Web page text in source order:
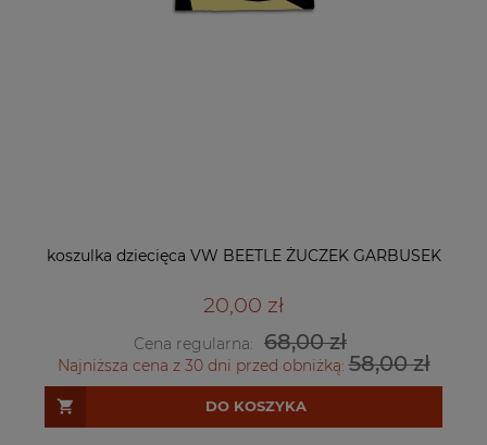
koszulka dziecięca VW BEETLE ŻUCZEK GARBUSEK
20,00 zł
Cena regularna: 68,00 zł
Najniższa cena z 30 dni przed obniżką:58,00 zł
DO KOSZYKA